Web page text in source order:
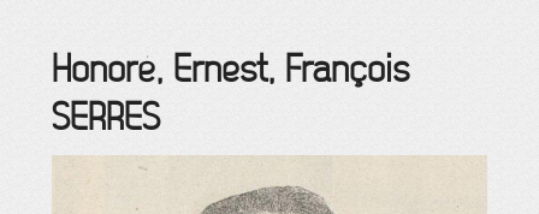
Honoré, Ernest, François
SERRES